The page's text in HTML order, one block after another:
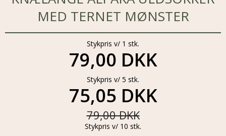
MED TERNET MØNSTER
Stykpris v/ 1 stk.
79,00 DKK
Stykpris v/ 5 stk.
75,05 DKK
79,00 DKK
Stykpris v/ 10 stk.